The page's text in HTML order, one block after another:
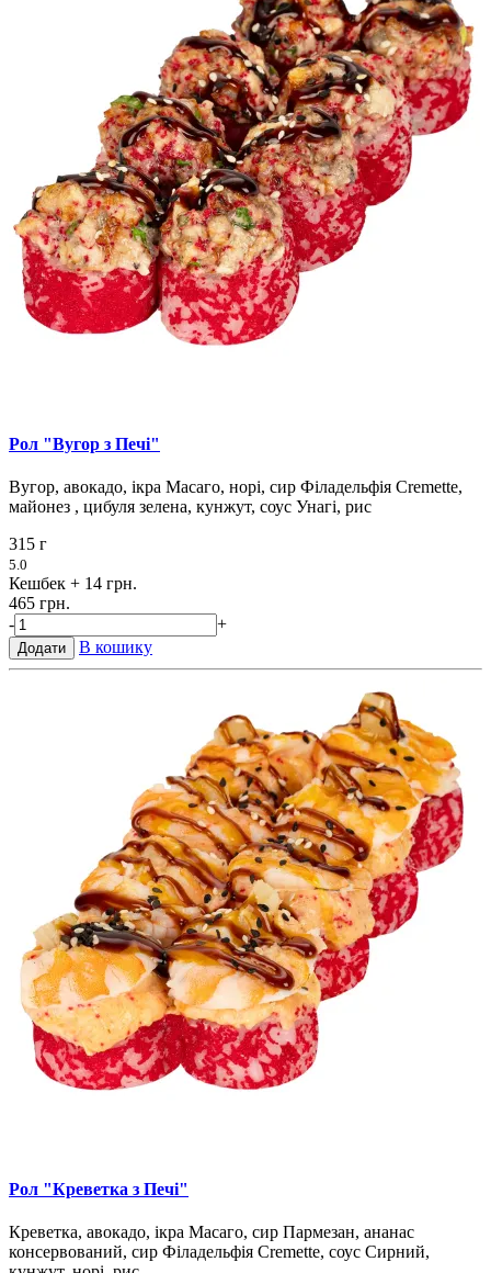
Рол "Вугор з Печі"
Вугор, авокадо, ікра Масаго, норі, сир Філадельфія Cremette,
майонез , цибуля зелена, кунжут, соус Унагі, рис
315 г
5.0
Кешбек + 14 грн.
465 грн.
-
+
Додати В кошику
Рол "Креветка з Печі"
Креветка, авокадо, ікра Масаго, сир Пармезан, ананас
консервований, сир Філадельфія Cremette, соус Сирний,